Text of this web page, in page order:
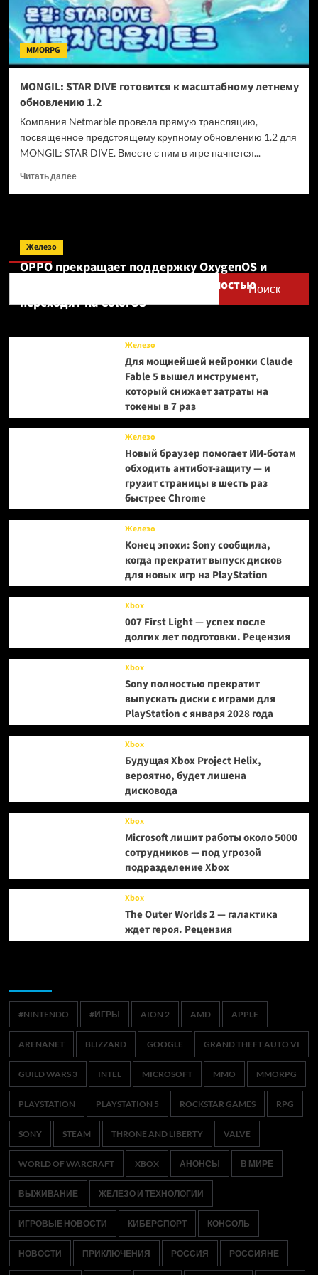
MMORPG
MONGIL: STAR DIVE готовится к масштабному летнему
обновлению 1.2
Компания Netmarble провела прямую трансляцию,
посвященное предстоящему крупному обновлению 1.2 для
MONGIL: STAR DIVE. Вместе с ним в игре начнется...
Читать далееПрочитать
к
обновлению
Поиск
Поиск
Железо
OPPO прекращает поддержку OxygenOS и
Realme UI — OnePlus и realme полностью
переходят на ColorOS
Железо
Для мощнейшей нейронки Claude
Fable 5 вышел инструмент,
который снижает затраты на
токены в 7 раз
Железо
Новый браузер помогает ИИ-ботам
обходить антибот-защиту — и
грузит страницы в шесть раз
быстрее Chrome
Железо
Конец эпохи: Sony сообщила,
когда прекратит выпуск дисков
для новых игр на PlayStation
Xbox
007 First Light — успех после
долгих лет подготовки. Рецензия
Xbox
Sony полностью прекратит
выпускать диски с играми для
PlayStation с января 2028 года
Xbox
Будущая Xbox Project Helix,
вероятно, будет лишена
дисковода
Xbox
Microsoft лишит работы около 5000
сотрудников — под угрозой
подразделение Xbox
Xbox
The Outer Worlds 2 — галактика
ждет героя. Рецензия
#NINTENDO #ИГРЫ AION 2 AMD APPLE
ARENANET BLIZZARD GOOGLE GRAND THEFT AUTO VI
GUILD WARS 3 INTEL MICROSOFT MMO MMORPG
PLAYSTATION PLAYSTATION 5 ROCKSTAR GAMES RPG
SONY STEAM THRONE AND LIBERTY VALVE
WORLD OF WARCRAFT XBOX АНОНСЫ В МИРЕ
ВЫЖИВАНИЕ ЖЕЛЕЗО И ТЕХНОЛОГИИ
ИГРОВЫЕ НОВОСТИ КИБЕРСПОРТ КОНСОЛЬ
НОВОСТИ ПРИКЛЮЧЕНИЯ РОССИЯ РОССИЯНЕ